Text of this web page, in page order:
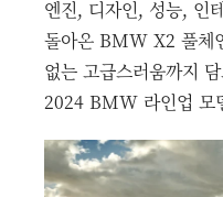
엔진, 디자인, 성능, 인
돌아온 BMW X2 풀체
없는 고급스러움까지
2024 BMW 라인업 모